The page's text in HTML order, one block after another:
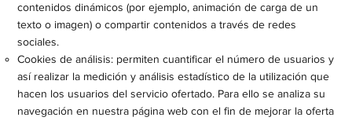
contenidos dinámicos (por ejemplo, animación de carga de un
texto o imagen) o compartir contenidos a través de redes
sociales.
Cookies de análisis: permiten cuantificar el número de usuarios y
así realizar la medición y análisis estadístico de la utilización que
hacen los usuarios del servicio ofertado. Para ello se analiza su
navegación en nuestra página web con el fin de mejorar la oferta